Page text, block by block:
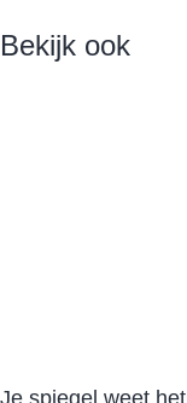
Bekijk ook
Je spiegel weet